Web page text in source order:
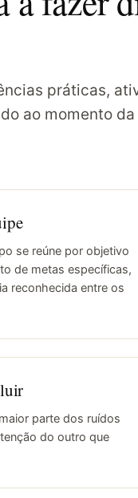
práticas,
ao momento
se reúne por objetivo
de metas específicas,
reconhecida entre os
parte dos ruídos
do outro que